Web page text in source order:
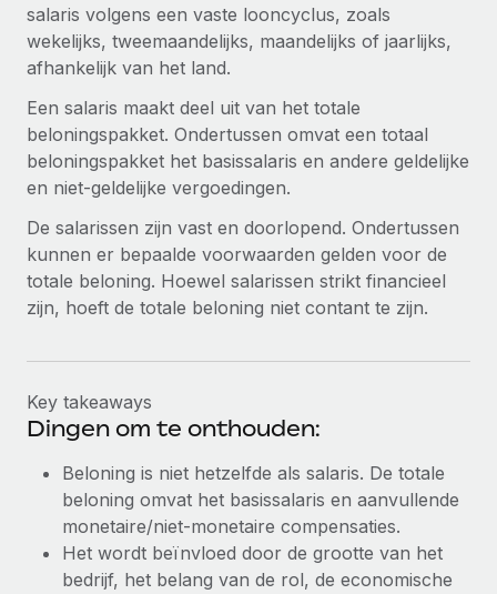
salaris volgens een vaste looncyclus, zoals
wekelijks, tweemaandelijks, maandelijks of jaarlijks,
afhankelijk van het land.
Een salaris maakt deel uit van het totale
beloningspakket. Ondertussen omvat een totaal
beloningspakket het basissalaris en andere geldelijke
en niet-geldelijke vergoedingen.
De salarissen zijn vast en doorlopend. Ondertussen
kunnen er bepaalde voorwaarden gelden voor de
totale beloning. Hoewel salarissen strikt financieel
zijn, hoeft de totale beloning niet contant te zijn.
Key takeaways
Dingen om te onthouden:
Beloning is niet hetzelfde als salaris. De totale
beloning omvat het basissalaris en aanvullende
monetaire/niet-monetaire compensaties.
Het wordt beïnvloed door de grootte van het
bedrijf, het belang van de rol, de economische